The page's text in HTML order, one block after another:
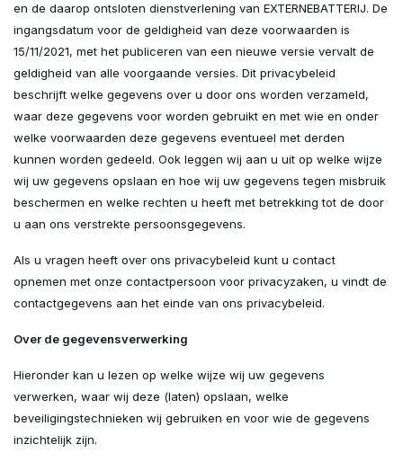
en de daarop ontsloten dienstverlening van EXTERNEBATTERIJ. De
ingangsdatum voor de geldigheid van deze voorwaarden is
15/11/2021, met het publiceren van een nieuwe versie vervalt de
geldigheid van alle voorgaande versies. Dit privacybeleid
beschrijft welke gegevens over u door ons worden verzameld,
waar deze gegevens voor worden gebruikt en met wie en onder
welke voorwaarden deze gegevens eventueel met derden
kunnen worden gedeeld. Ook leggen wij aan u uit op welke wijze
wij uw gegevens opslaan en hoe wij uw gegevens tegen misbruik
beschermen en welke rechten u heeft met betrekking tot de door
u aan ons verstrekte persoonsgegevens.
Als u vragen heeft over ons privacybeleid kunt u contact
opnemen met onze contactpersoon voor privacyzaken, u vindt de
contactgegevens aan het einde van ons privacybeleid.
Over de gegevensverwerking
Hieronder kan u lezen op welke wijze wij uw gegevens
verwerken, waar wij deze (laten) opslaan, welke
beveiligingstechnieken wij gebruiken en voor wie de gegevens
inzichtelijk zijn.